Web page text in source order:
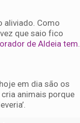
aliviado. Como
que saio fico
de Aldeia tem.
em dia são os
animais porque